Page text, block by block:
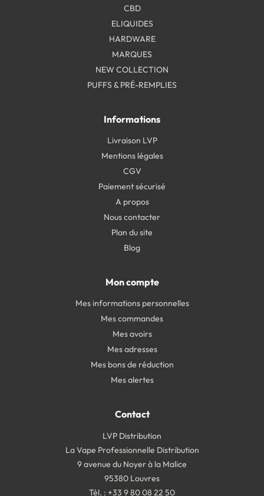
CBD
ELIQUIDES
HARDWARE
MARQUES
NEW COLLECTION
PUFFS & PRÉ-REMPLIES
Informations
Livraison LVP
Mentions légales
CGV
Paiement sécurisé
A propos
Nous contacter
Plan du site
Blog
Mon compte
Mes informations personnelles
Mes commandes
Mes avoirs
Mes adresses
Mes bons de réduction
Mes alertes
Contact
LVP Distribution
La Vape Professionnelle Distribution
9 avenue du Noyer à la Malice
95380 Louvres
Tél. : +33 9 80 08 22 50